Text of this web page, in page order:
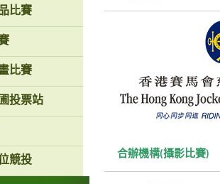
比賽
比賽
投票站
競投
合辦機構(攝影比賽)